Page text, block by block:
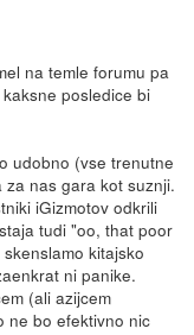
na temle forumu pa
posledice bi
udobno (vse trenutne
nas gara kot suznji.
iGizmotov odkrili
tudi "oo, that poor
kitajsko
ni panike.
(ali azijcem
ne bo efektivno nic